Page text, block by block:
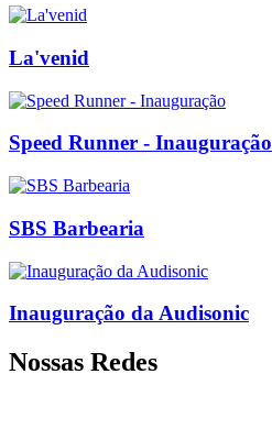
La'venid
Speed Runner - Inauguração
SBS Barbearia
Inauguração da Audisonic
Nossas Redes